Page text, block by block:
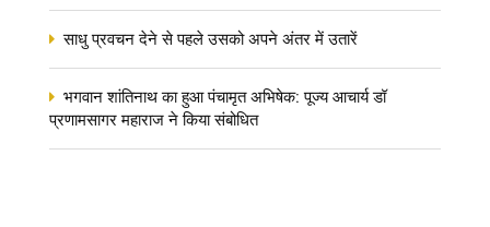
साधु प्रवचन देने से पहले उसको अपने अंतर में उतारें
भगवान शांतिनाथ का हुआ पंचामृत अभिषेक: पूज्य आचार्य डॉ
प्रणामसागर महाराज ने किया संबोधित